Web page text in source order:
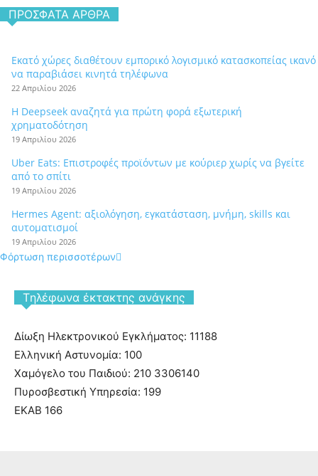
ΠΡΌΣΦΑΤΑ ΆΡΘΡΑ
Εκατό χώρες διαθέτουν εμπορικό λογισμικό κατασκοπείας ικανό
να παραβιάσει κινητά τηλέφωνα
22 Απριλίου 2026
Η Deepseek αναζητά για πρώτη φορά εξωτερική
χρηματοδότηση
19 Απριλίου 2026
Uber Eats: Επιστροφές προϊόντων με κούριερ χωρίς να βγείτε
από το σπίτι
19 Απριλίου 2026
Hermes Agent: αξιολόγηση, εγκατάσταση, μνήμη, skills και
αυτοματισμοί
19 Απριλίου 2026
Φόρτωση περισσοτέρων
Tηλέφωνα έκτακτης ανάγκης
Δίωξη Ηλεκτρονικού Εγκλήματος: 11188
Ελληνική Αστυνομία: 100
Χαμόγελο του Παιδιού: 210 3306140
Πυροσβεστική Υπηρεσία: 199
ΕΚΑΒ 166